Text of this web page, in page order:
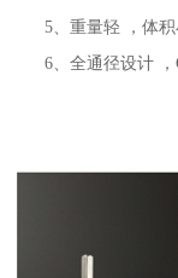
5、重量轻 ，体积
6、全通径设计 ，